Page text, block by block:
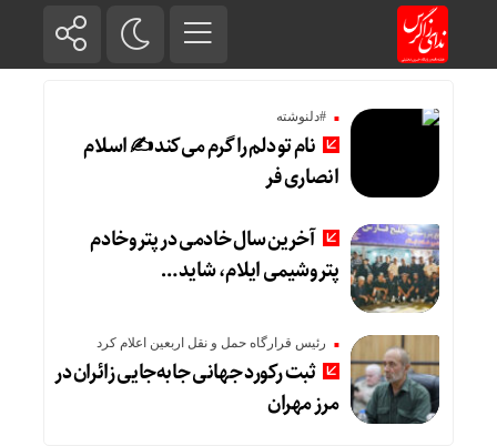
#دلنوشته
نام تو دلم را گرم می‌کند ✍️ اسلام
انصاری فر
آخرین سال خادمی در پتروخادم
پتروشیمی ایلام، شاید …
رئیس قرارگاه حمل و نقل اربعین اعلام کرد
ثبت رکورد جهانی جابه‌جایی زائران در
مرز مهران